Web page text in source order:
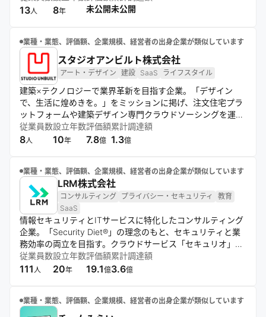
す支援を行い、主体性ある人生・キャリア形成を促進してい
13人 8年
未公開未公開
業種・業態、評価額、企業規模、経営者の出身企業が類似しています
スタジオアンビルト株式会社
アート・デザイン 建設 SaaS ライフスタイル
建築×テクノロジーで業界革新を目指す企業。「デザイン
で、生活に煌めきを。」をミッションに掲げ、注文住宅プラ
ットフォームや建築デザイン専門クラウドソーシングを運
営。スマートフォンでの間取り依頼や、豊富な建築家データ
ベースを活用し、つくり手と住まう人をつなぐサービスを展
従業員数
8人
設立年数
10年
評価額
7.8億
累計調達額
1.3億
業種・業態、評価額、企業規模、経営者の出身企業が類似しています
LRM株式会社
コンサルティング プライバシー・セキュリティ
教育
SaaS
情報セキュリティとITサービスに特化したコンサルティング
企業。「Security Diet®」の理念のもと、セキュリティと業
務効率の両立を目指す。クラウドサービス「セキュリオ」を
通じた教育や、ISMS/ISO27001取得支援を行い、顧客の持
続的な企業価値向上を実現する。神戸と東京を拠点に全国展
従業員数
111 人
設立年数
20年
評価額
19.1億
累計調達額
3.6億
業種・業態、評価額、企業規模、経営者の出身企業が類似しています